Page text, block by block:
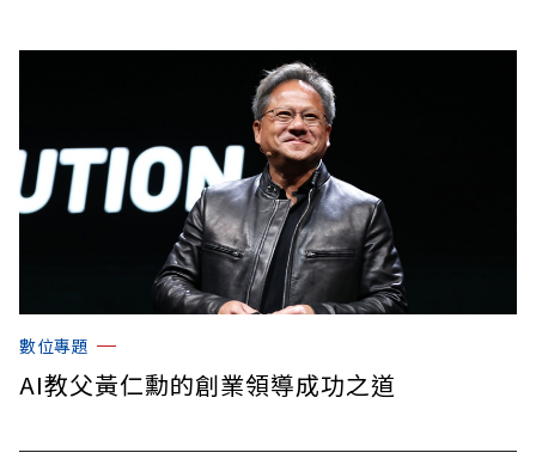
數位專題
AI教父黃仁勳的創業領導成功之道